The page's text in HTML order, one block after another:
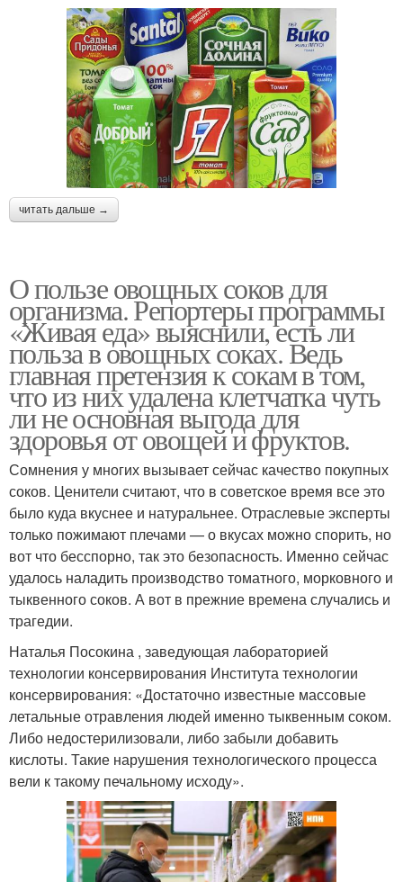
читать дальше →
О пользе овощных соков для
организма. Репортеры программы
«Живая еда» выяснили, есть ли
польза в овощных соках. Ведь
главная претензия к сокам в том,
что из них удалена клетчатка чуть
ли не основная выгода для
здоровья от овощей и фруктов.
Сомнения у многих вызывает сейчас качество покупных
соков. Ценители считают, что в советское время все это
было куда вкуснее и натуральнее. Отраслевые эксперты
только пожимают плечами — о вкусах можно спорить, но
вот что бесспорно, так это безопасность. Именно сейчас
удалось наладить производство томатного, морковного и
тыквенного соков. А вот в прежние времена случались и
трагедии.
Наталья Посокина , заведующая лабораторией
технологии консервирования Института технологии
консервирования: «Достаточно известные массовые
летальные отравления людей именно тыквенным соком.
Либо недостерилизовали, либо забыли добавить
кислоты. Такие нарушения технологического процесса
вели к такому печальному исходу».